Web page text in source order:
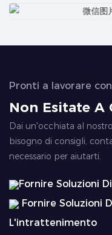
Pronti a lavorare
Non Esitate A
Dai un'occhiata al
bisogno di consigli,
necessario per aiutarti.
Fornire Soluzioni
Fornire Soluzioni
L'intrattenimento